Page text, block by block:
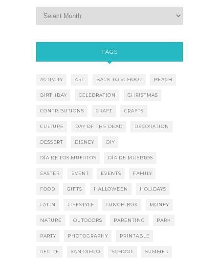
TAGS
ACTIVITY ART BACK TO SCHOOL BEACH
BIRTHDAY CELEBRATION CHRISTMAS
CONTRIBUTIONS CRAFT CRAFTS
CULTURE DAY OF THE DEAD DECORATION
DESSERT DISNEY DIY
DÍA DE LOS MUERTOS DÍA DE MUERTOS
EASTER EVENT EVENTS FAMILY
FOOD GIFTS HALLOWEEN HOLIDAYS
LATIN LIFESTYLE LUNCH BOX MONEY
NATURE OUTDOORS PARENTING PARK
PARTY PHOTOGRAPHY PRINTABLE
RECIPE SAN DIEGO SCHOOL SUMMER